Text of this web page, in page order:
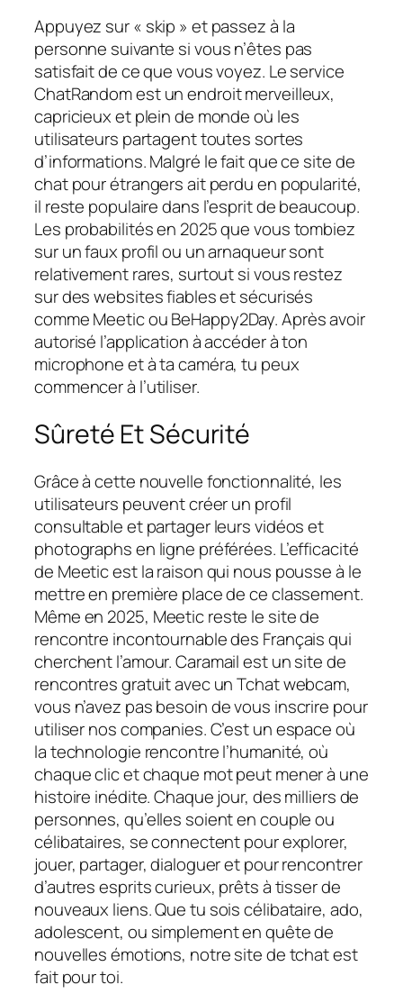
Appuyez sur « skip » et passez à la
personne suivante si vous n’êtes pas
satisfait de ce que vous voyez. Le service
ChatRandom est un endroit merveilleux,
capricieux et plein de monde où les
utilisateurs partagent toutes sortes
d’informations. Malgré le fait que ce site de
chat pour étrangers ait perdu en popularité,
il reste populaire dans l’esprit de beaucoup.
Les probabilités en 2025 que vous tombiez
sur un faux profil ou un arnaqueur sont
relativement rares, surtout si vous restez
sur des websites fiables et sécurisés
comme Meetic ou BeHappy2Day. Après avoir
autorisé l’application à accéder à ton
microphone et à ta caméra, tu peux
commencer à l’utiliser.
Sûreté Et Sécurité
Grâce à cette nouvelle fonctionnalité, les
utilisateurs peuvent créer un profil
consultable et partager leurs vidéos et
photographs en ligne préférées. L’efficacité
de Meetic est la raison qui nous pousse à le
mettre en première place de ce classement.
Même en 2025, Meetic reste le site de
rencontre incontournable des Français qui
cherchent l’amour. Caramail est un site de
rencontres gratuit avec un Tchat webcam,
vous n’avez pas besoin de vous inscrire pour
utiliser nos companies. C’est un espace où
la technologie rencontre l’humanité, où
chaque clic et chaque mot peut mener à une
histoire inédite. Chaque jour, des milliers de
personnes, qu’elles soient en couple ou
célibataires, se connectent pour explorer,
jouer, partager, dialoguer et pour rencontrer
d’autres esprits curieux, prêts à tisser de
nouveaux liens. Que tu sois célibataire, ado,
adolescent, ou simplement en quête de
nouvelles émotions, notre site de tchat est
fait pour toi.